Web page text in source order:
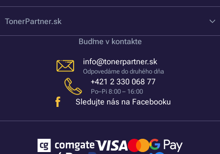
TonerPartner.sk
Buďme v kontakte
info@tonerpartner.sk
Odpovedáme do druhého dňa
+421 2 330 068 77
Po–Pi 8:00 – 16:00
Sledujte nás na Facebooku